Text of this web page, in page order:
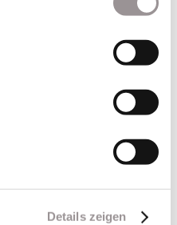
Details zeigen